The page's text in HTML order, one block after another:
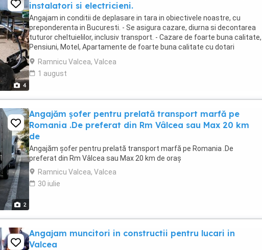
4
instalatori si electricieni.
Angajam in conditii de deplasare in tara in obiectivele noastre, cu
preponderenta in Bucuresti. - Se asigura cazare, diurna si decontarea
tuturor cheltuielilor, inclusiv transport. - Cazare de foarte buna calitate,
Pensiuni, Motel, Apartamente de foarte buna calitate cu dotari
complete, aer conditionat, ...
Ramnicu Valcea, Valcea
1 august
2
Angajăm șofer pentru prelată transport marfă pe
Romania .De preferat din Rm Vâlcea sau Max 20 km
de
Angajăm șofer pentru prelată transport marfă pe Romania .De
preferat din Rm Vâlcea sau Max 20 km de oraș
Ramnicu Valcea, Valcea
30 iulie
Angajam muncitori in constructii pentru lucari in
Valcea